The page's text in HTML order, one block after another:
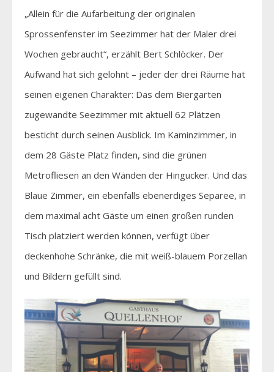
„Allein für die Aufarbeitung der originalen
Sprossenfenster im Seezimmer hat der Maler drei
Wochen gebraucht“, erzählt Bert Schlöcker. Der
Aufwand hat sich gelohnt – jeder der drei Räume hat
seinen eigenen Charakter: Das dem Biergarten
zugewandte Seezimmer mit aktuell 62 Plätzen
besticht durch seinen Ausblick. Im Kaminzimmer, in
dem 28 Gäste Platz finden, sind die grünen
Metrofliesen an den Wänden der Hingucker. Und das
Blaue Zimmer, ein ebenfalls ebenerdiges Separee, in
dem maximal acht Gäste um einen großen runden
Tisch platziert werden können, verfügt über
deckenhohe Schränke, die mit weiß-blauem Porzellan
und Bildern gefüllt sind.